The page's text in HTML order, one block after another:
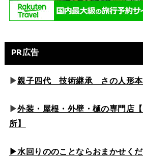
PR広告
▶親子四代 技術継承 さの人形本
▶外装・屋根・外壁・樋の専門店
所】
▶水回りののことならおまかせく